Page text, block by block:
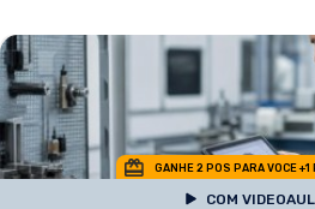
GANHE 2 POS PARA VOCE +1
COM